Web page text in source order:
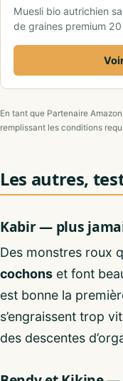
Muesli bio autrichien
de graines premium
En tant que Partenaire
remplissant les conditions
Les autres,
Kabir — plus
Des monstres roux
cochons et font
est bonne la
s’engraissent trop
des descentes